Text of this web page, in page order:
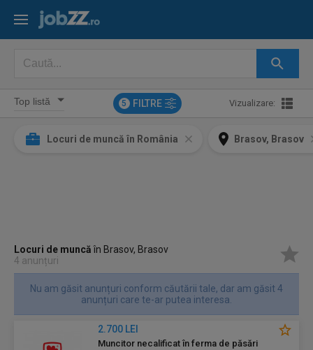
5 FILTRE Vizualizare:
Locuri de muncă în România Brasov, Brasov
Locuri de muncăîn Brasov, Brasov
4 anunțuri
Nu am găsit anunțuri conform căutării tale, dar am găsit 4
anunțuri care te-ar putea interesa.
2.700 LEI
Muncitor necalificat în ferma de păsări